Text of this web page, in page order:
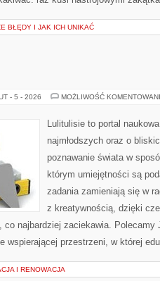
BŁĘDY I JAK ICH UNIKAĆ
- 5 - 2026 MOŻLIWOŚĆ
Lulitulisie to portal
najmłodszych oraz o
poznawanie świata w
którym umiejętności są
zadania zamieniają się w
z kreatywnością, dzięki
co najbardziej zaciekawia.
wspierającej przestrzeni, w której
I RENOWACJA